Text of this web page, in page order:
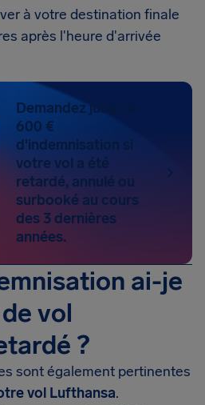
à votre destination finale
après l'heure d'arrivée
Demandez jusqu'à
600 €
d'indemnisation si
votre vol a été
retardé, annulé ou
surbooké au cours
des 3 dernières
années.
ai-je
vol
?
sont également pertinentes
vol Lufthansa.